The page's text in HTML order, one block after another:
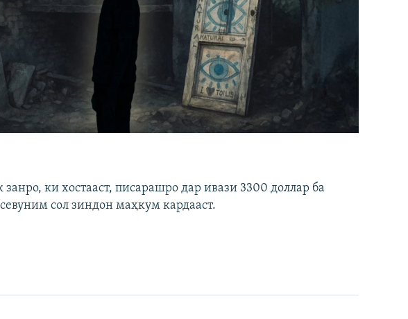
занро, ки хостааст, писарашро дар ивази 3300 доллар ба
сол зиндон маҳкум кардааст.